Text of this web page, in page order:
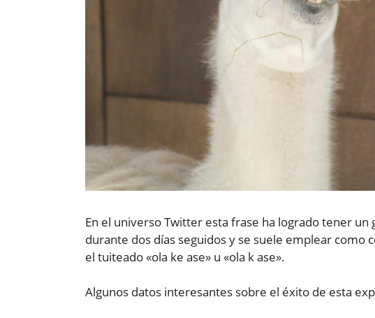
En el universo Twitter esta frase ha logrado tener
durante dos días seguidos y se suele emplear como
el tuiteado «ola ke ase» u «ola k ase».
Algunos datos interesantes sobre el éxito de esta